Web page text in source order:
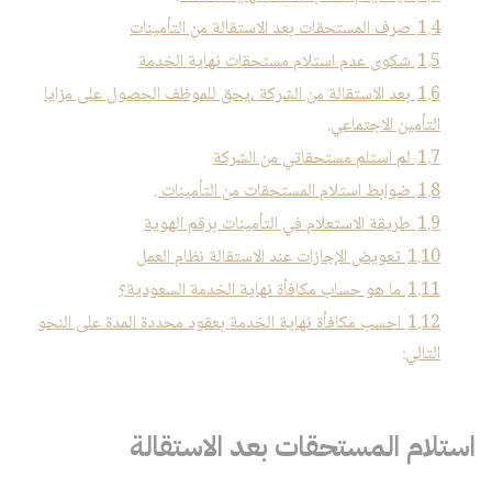
1.4 صرف المستحقات بعد الاستقالة من التأمينات
1.5 شكوى عدم استلام مستحقات نهاية الخدمة
1.6 بعد الاستقالة من الشركة ،يحق للموظف الحصول على مزايا
التأمين الاجتماعي.
1.7 لم استلم مستحقاتي من الشركة
1.8 ضوابط استلام المستحقات من التأمينات .
1.9 طريقة الاستعلام في التأمينات برقم الهوية
1.10 تعويض الإجازات عند الاستقالة نظام العمل
1.11 ما هو حساب مكافأة نهاية الخدمة السعودية؟
1.12 احسب مكافأة نهاية الخدمة بعقود محددة المدة على النحو
التالي:
استلام المستحقات بعد الاستقالة